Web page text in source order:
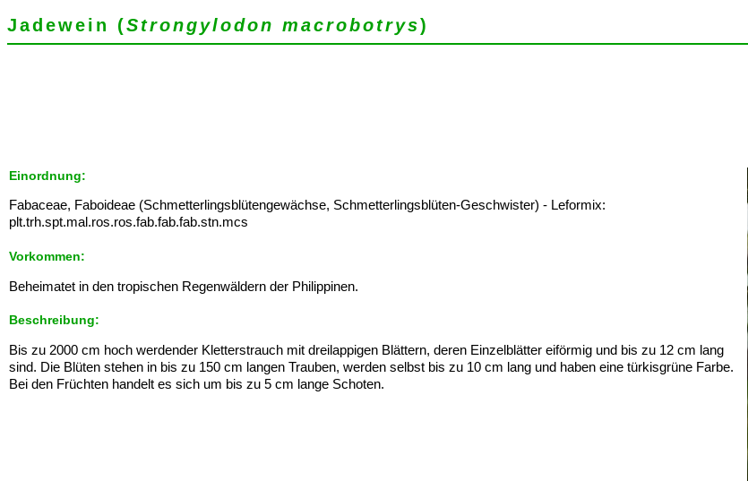
Jadewein (Strongylodon macrobotrys)
Einordnung:
Fabaceae, Faboideae (Schmetterlingsblütengewächse, Schmetterlingsblüten-Geschwister) - Leformix:
plt.trh.spt.mal.ros.ros.fab.fab.fab.stn.mcs
Vorkommen:
Beheimatet in den tropischen Regenwäldern der Philippinen.
Beschreibung:
Bis zu 2000 cm hoch werdender Kletterstrauch mit dreilappigen Blättern, deren Einzelblätter eiförmig und bis zu 12 cm lang
sind. Die Blüten stehen in bis zu 150 cm langen Trauben, werden selbst bis zu 10 cm lang und haben eine türkisgrüne Farbe.
Bei den Früchten handelt es sich um bis zu 5 cm lange Schoten.